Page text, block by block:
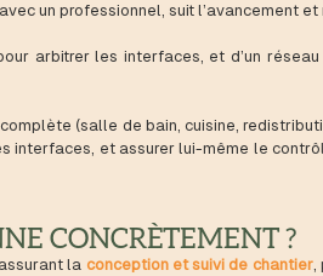
un professionnel, suit l’avancement
arbitrer les interfaces, et d’un
(salle de bain, cuisine,
et assurer lui-même le
CONCRÈTEMENT ?
la conception et suivi de chantier,